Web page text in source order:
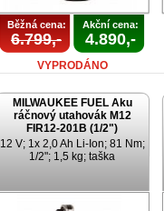
Běžná cena:
6.799,-
Akční cena:
4.890,-
VYPRODÁNO
MILWAUKEE FUEL Aku
ráčnový utahovák M12
FIR12-201B (1/2")
12 V; 1x 2,0 Ah Li-Ion; 81 Nm;
1/2"; 1,5 kg; taška